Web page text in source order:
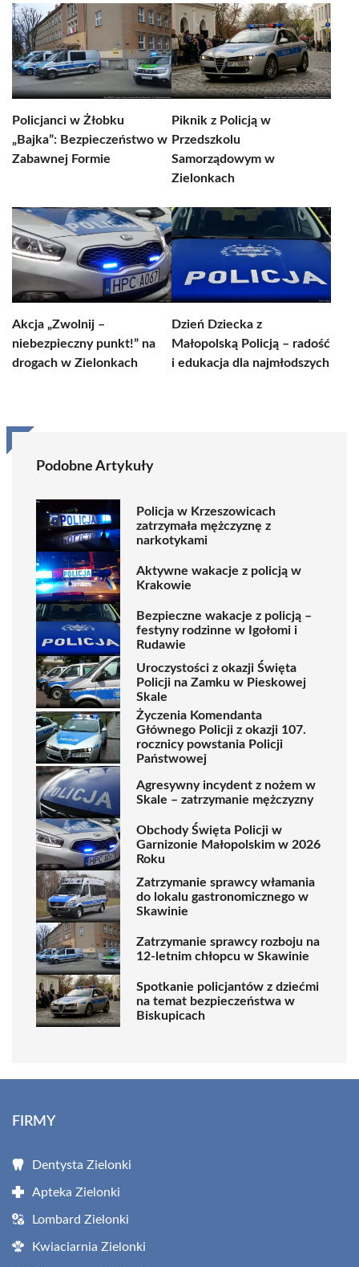
Policjanci w Żłobku
„Bajka”: Bezpieczeństwo w
Zabawnej Formie
Piknik z Policją w
Przedszkolu
Samorządowym w
Zielonkach
Akcja „Zwolnij –
niebezpieczny punkt!” na
drogach w Zielonkach
Dzień Dziecka z
Małopolską Policją – radość
i edukacja dla najmłodszych
Podobne Artykuły
Policja w Krzeszowicach
zatrzymała mężczyznę z
narkotykami
Aktywne wakacje z policją w
Krakowie
Bezpieczne wakacje z policją –
festyny rodzinne w Igołomi i
Rudawie
Uroczystości z okazji Święta
Policji na Zamku w Pieskowej
Skale
Życzenia Komendanta
Głównego Policji z okazji 107.
rocznicy powstania Policji
Państwowej
Agresywny incydent z nożem w
Skale – zatrzymanie mężczyzny
Obchody Święta Policji w
Garnizonie Małopolskim w 2026
Roku
Zatrzymanie sprawcy włamania
do lokalu gastronomicznego w
Skawinie
Zatrzymanie sprawcy rozboju na
12-letnim chłopcu w Skawinie
Spotkanie policjantów z dziećmi
na temat bezpieczeństwa w
Biskupicach
FIRMY
Dentysta Zielonki
Apteka Zielonki
Lombard Zielonki
Kwiaciarnia Zielonki